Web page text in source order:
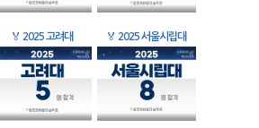
🏅 2025 고려대 🏅 2025 서울시립대